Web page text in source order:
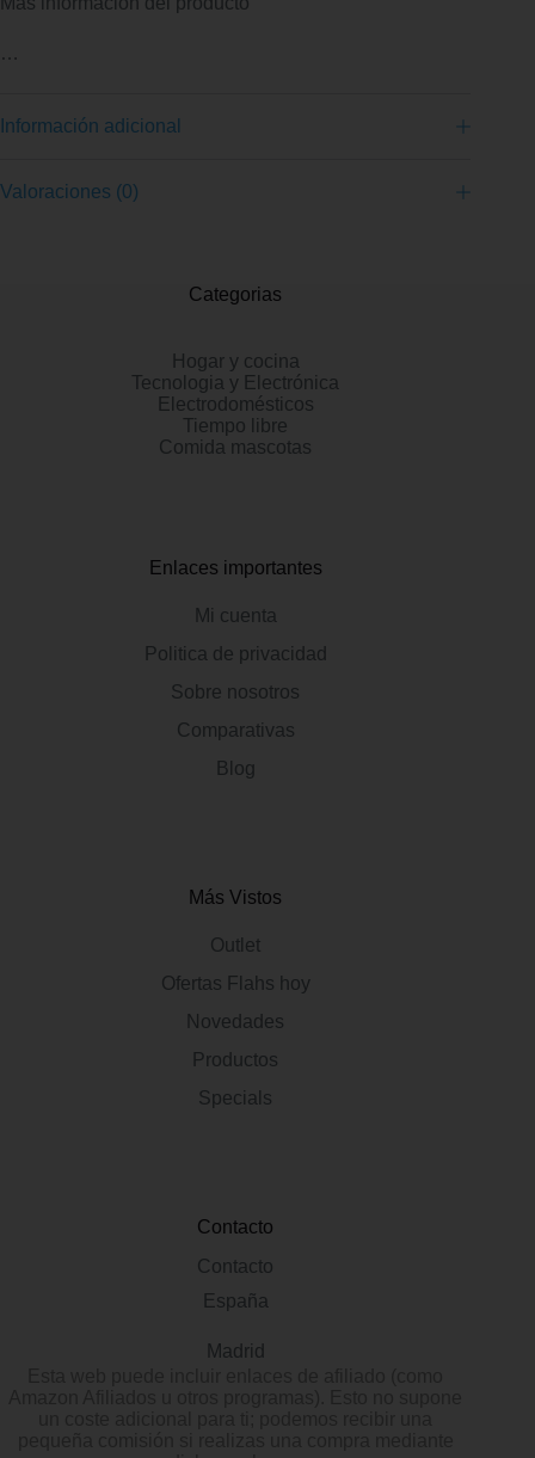
…
Información adicional
Valoraciones (0)
Categorias
Hogar y cocina
Tecnologia y Electrónica
Electrodomésticos
Tiempo libre
Comida mascotas
Enlaces importantes
Mi cuenta
Politica de privacidad
Sobre nosotros
Comparativas
Blog
Más Vistos
Outlet
Ofertas Flahs hoy
Novedades
Productos
Specials
Contacto
Contacto
España
Madrid